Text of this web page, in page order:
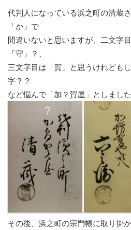
代判人になっている浜之町の清蔵
「か」で
間違いないと思いますが、二文字
「守」？、
三文字目は「賀」と思うけれども
字？？
など悩んで「加？賀屋」としました
その後、浜之町の宗門帳に取り掛